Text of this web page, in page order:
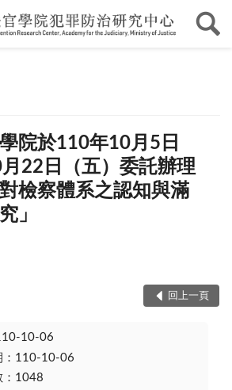
院於110年10月5日
月22日（五）委託辦理
對檢察體系之認知與滿
」
回上一頁
10-06
：110-10-06
：1048